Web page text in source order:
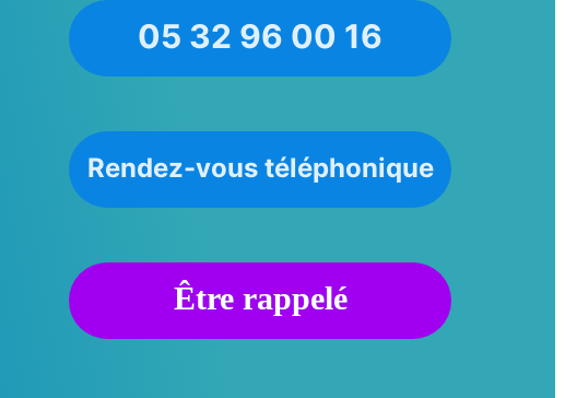
05 32 96 00 16
Rendez-vous téléphonique
Être rappelé